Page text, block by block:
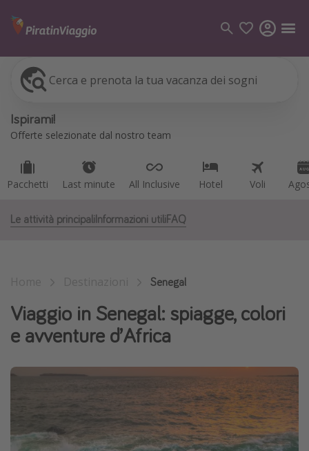
Cerca e prenota la tua vacanza dei sogni
Ispirami!
Offerte selezionate dal nostro team
Pacchetti Last minute All Inclusive Hotel Voli
Pacchetti
Voli
Vacanze
Albania
Grecia
Egitto
Malta
Canarie
Le attività principali Informazioni utiliFAQ
Senegal
Viaggio in Senegal: spiagge, colori
e avventure d’Africa